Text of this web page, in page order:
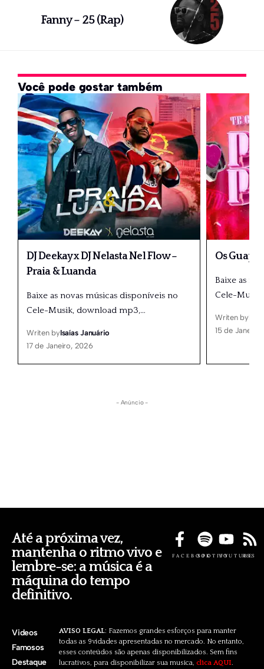
Fanny – 25 (Rap)
Você pode gostar também
DJ Deekay x DJ Nelasta Nel Flow –
Praia & Luanda
Baixe as novas músicas disponíveis no
Cele-Musik, download mp3,…
Writen byIsaías Januário
17 de Janeiro, 2026
Os
Baixe as
Cele-
Writen by
15 de
- Anúncio -
Até a próxima vez,
mantenha o ritmo vivo e
lembre-se: a música é a
máquina do tempo
definitivo.
FACEBOOKSPOTIFYYOUTUBE
RSS
Videos
Famosos
Destaque
AVISO LEGAL: Fazemos grandes esforços para manter
todas as 9vidades apresentadas no mercado. No entanto,
esses conteúdos são apenas disponibilizados. Sem fins
lucrativos, para disponibilizar sua musica, clica AQUI.